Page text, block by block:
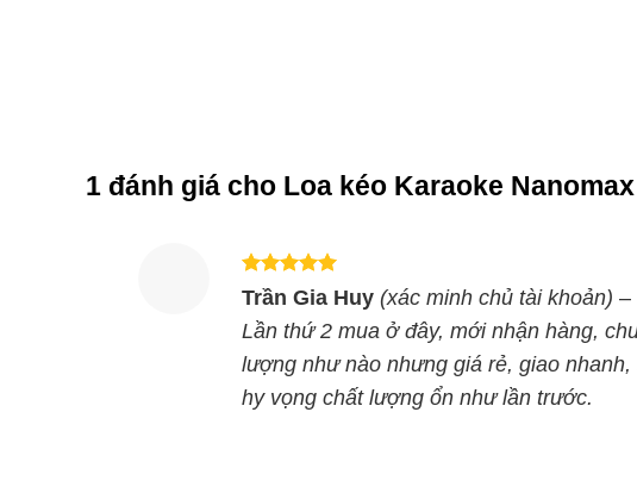
Loa kéo này cho thời gian sử dụng từ 3 – 7 tiếng, ở mức tải
Trên thân loa có thiết kế nhiều cổng kết nối phổ biến như
guitar bên ngoài qua jack Guitar, cổng USB, cổng Micro-
Cùng Chủ Đề:
Không có nội dung liên quan, mời bạn quay lại chuyên
1 đánh giá cho Loa kéo Karaoke
Được xếp
hạng 55
sao
Trần Gia Huy (xác minh chủ tài khoản) –
Lần thứ 2 mua ở đây, mới nhận hàng,
lượng như nào nhưng giá rẻ, giao
hy vọng chất lượng ổn như lần trước.